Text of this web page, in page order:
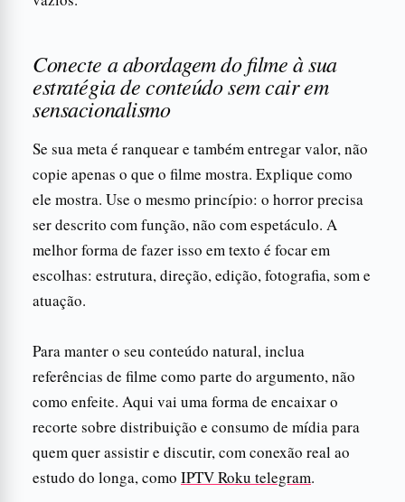
Conecte a abordagem do filme à sua
estratégia de conteúdo sem cair em
sensacionalismo
Se sua meta é ranquear e também entregar valor, não
copie apenas o que o filme mostra. Explique como
ele mostra. Use o mesmo princípio: o horror precisa
ser descrito com função, não com espetáculo. A
melhor forma de fazer isso em texto é focar em
escolhas: estrutura, direção, edição, fotografia, som e
atuação.
Para manter o seu conteúdo natural, inclua
referências de filme como parte do argumento, não
como enfeite. Aqui vai uma forma de encaixar o
recorte sobre distribuição e consumo de mídia para
quem quer assistir e discutir, com conexão real ao
estudo do longa, como IPTV Roku telegram.